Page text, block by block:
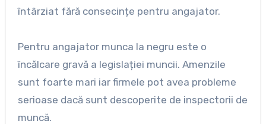
întârziat fără consecințe pentru angajator.
Pentru angajator munca la negru este o
încălcare gravă a legislației muncii. Amenzile
sunt foarte mari iar firmele pot avea probleme
serioase dacă sunt descoperite de inspectorii de
muncă.